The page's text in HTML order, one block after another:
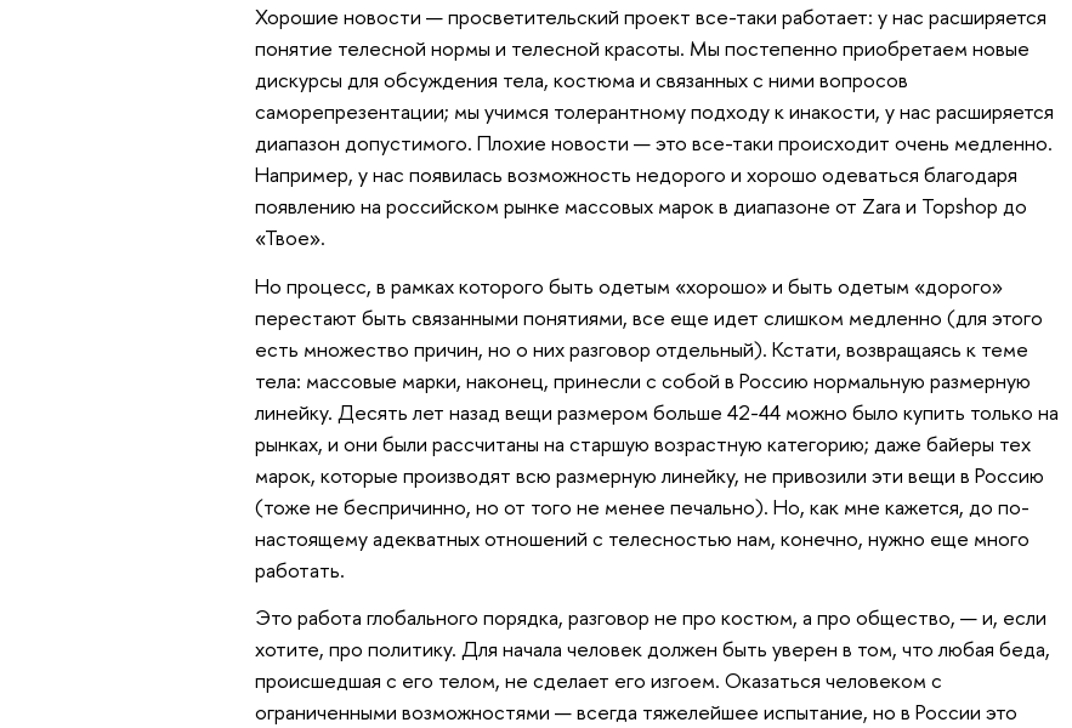
Хорошие новости — просветительский проект все-таки работает: у нас расширяется
понятие телесной нормы и телесной красоты. Мы постепенно приобретаем новые
дискурсы для обсуждения тела, костюма и связанных с ними вопросов
саморепрезентации; мы учимся толерантному подходу к инакости, у нас расширяется
диапазон допустимого. Плохие новости — это все-таки происходит очень медленно.
Например, у нас появилась возможность недорого и хорошо одеваться благодаря
появлению на российском рынке массовых марок в диапазоне от Zara и Topshop до
«Твое».
Но процесс, в рамках которого быть одетым «хорошо» и быть одетым «дорого»
перестают быть связанными понятиями, все еще идет слишком медленно (для этого
есть множество причин, но о них разговор отдельный). Кстати, возвращаясь к теме
тела: массовые марки, наконец, принесли с собой в Россию нормальную размерную
линейку. Десять лет назад вещи размером больше 42-44 можно было купить только на
рынках, и они были рассчитаны на старшую возрастную категорию; даже байеры тех
марок, которые производят всю размерную линейку, не привозили эти вещи в Россию
(тоже не беспричинно, но от того не менее печально). Но, как мне кажется, до по-
настоящему адекватных отношений с телесностью нам, конечно, нужно еще много
работать.
Это работа глобального порядка, разговор не про костюм, а про общество, — и, если
хотите, про политику. Для начала человек должен быть уверен в том, что любая беда,
происшедшая с его телом, не сделает его изгоем. Оказаться человеком с
ограниченными возможностями — всегда тяжелейшее испытание, но в России это